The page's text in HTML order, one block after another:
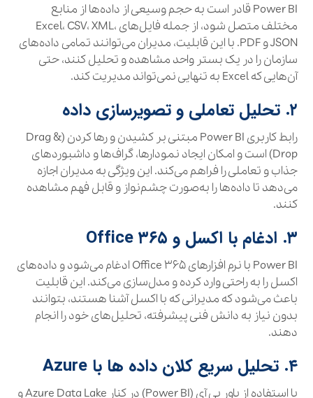
Power BI قادر است به حجم وسیعی از داده‌ها از منابع
مختلف متصل شود، از جمله فایل‌های Excel، CSV، XML،
JSON و PDF. با این قابلیت، مدیران می‌توانند تمامی داده‌های
سازمان را در یک بستر واحد مشاهده و تحلیل کنند، حتی
آن‌هایی که Excel به تنهایی نمی‌تواند مدیریت کند.
۲. تحلیل تعاملی و تصویرسازی داده
رابط کاربری Power BI مبتنی بر کشیدن و رها کردن (Drag &
Drop) است و امکان ایجاد نمودارها، گراف‌ها و داشبوردهای
جذاب و تعاملی را فراهم می‌کند. این ویژگی به مدیران اجازه
می‌دهد تا داده‌ها را به‌صورت چشم‌نواز و قابل فهم مشاهده
کنند.
۳. ادغام با اکسل و Office ۳۶۵
Power BI با نرم‌ افزارهای Office ۳۶۵ ادغام می‌شود و داده‌های
اکسل را به راحتی وارد کرده و مدل‌سازی می‌کند. این قابلیت
باعث می‌شود که مدیرانی که با اکسل آشنا هستند، بتوانند
بدون نیاز به دانش فنی پیشرفته، تحلیل‌های خود را انجام
دهند.
۴. تحلیل سریع کلان داده‌ ها با Azure
با استفاده از پاور بی آی (Power BI) در کنار Azure Data Lake و